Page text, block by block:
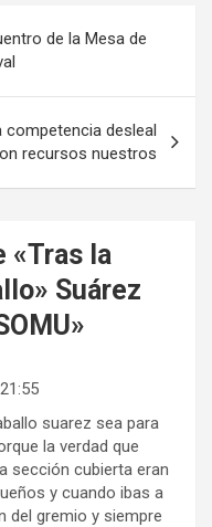
de la Mesa de
competencia desleal
recursos nuestros
«Tras la
Suárez
»
suarez sea para
la verdad que
sección cubierta eran
y cuando ibas a
del gremio y siempre